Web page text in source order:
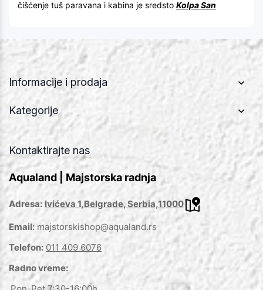
čišćenje tuš paravana i kabina je sredsto Kolpa San
Informacije i prodaja
Kategorije
Kontaktirajte nas
Aqualand | Majstorska radnja
Adresa: Ivićeva 1,Belgrade, Serbia,11000
Email: majstorskishop@aqualand.rs
Telefon: 011 409 6076
Radno vreme: